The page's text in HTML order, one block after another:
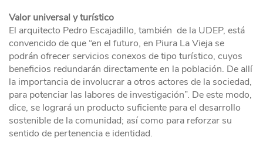
Valor universal y turístico
El arquitecto Pedro Escajadillo, también de la UDEP, está
convencido de que “en el futuro, en Piura La Vieja se
podrán ofrecer servicios conexos de tipo turístico, cuyos
beneficios redundarán directamente en la población. De allí
la importancia de involucrar a otros actores de la sociedad,
para potenciar las labores de investigación”. De este modo,
dice, se logrará un producto suficiente para el desarrollo
sostenible de la comunidad; así como para reforzar su
sentido de pertenencia e identidad.